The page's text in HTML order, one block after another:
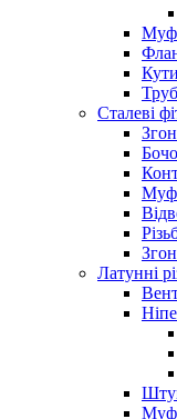
Сталеві
Латунні